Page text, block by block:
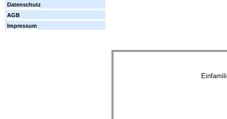
Datenschutz
AGB
Impressum